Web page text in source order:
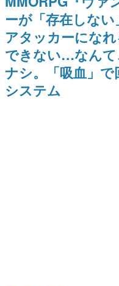
きます。
赫本
この物語を解
の形をした短
新世代に訊
の浜口直樹氏が登壇する予定
ーが「存在しな
アタッカーにな
できない…なんて
ナシ。「吸血」で
システム